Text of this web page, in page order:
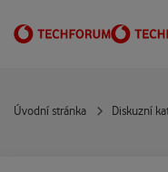
Úvodní stránka Diskuzní